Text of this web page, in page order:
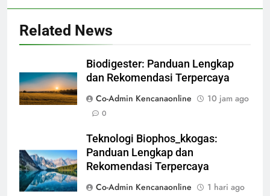
Related News
Biodigester: Panduan Lengkap
dan Rekomendasi Terpercaya
Co-Admin Kencanaonline
10 jam ago
0
Teknologi Biophos_kkogas:
Panduan Lengkap dan
Rekomendasi Terpercaya
Co-Admin Kencanaonline
1 hari ago